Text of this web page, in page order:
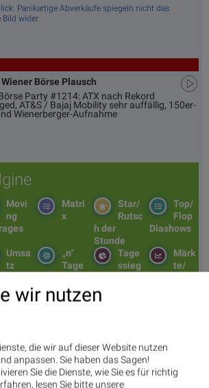
Panikartige Abverkäufe spiegeln nicht das
Bild wider
Börse Plausch
Party #1214: ATX nach Rekord
AT&S / Bajaj Mobility sehr auffällig, 150er-
Wienerberger-Aufnahme
Top/
Flop
Diashows
Star/
Rutsc
h der
Stunde
Matri
x
Movi
ng
Märk
te/
Tage
ssieg
verlierer
„n“
Tage
Umsa
tz
Hitpawir nutzen
die wir auf dieser Website nutzen
anpassen. Sie haben das Sagen!
Sie die Dienste, wie Sie es für richtig
lesen Sie bitte unsere